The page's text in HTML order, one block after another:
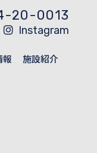
20-0013
Instagram
報 施設紹介